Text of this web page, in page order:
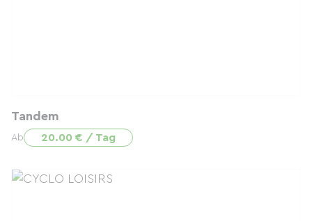
Tandem
Ab 20.00 € / Tag